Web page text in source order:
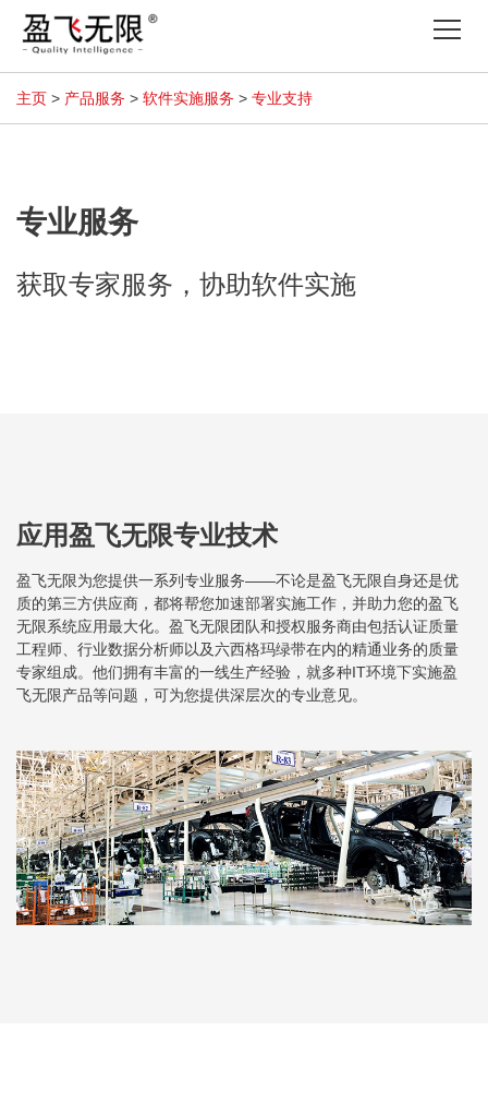
主页 > 产品服务 > 软件实施服务 > 专业支持
专业服务
获取专家服务，协助软件实施
应用盈飞无限专业技术
盈飞无限为您提供一系列专业服务——不论是盈飞无限自身还是优
质的第三方供应商，都将帮您加速部署实施工作，并助力您的盈飞
无限系统应用最大化。盈飞无限团队和授权服务商由包括认证质量
工程师、行业数据分析师以及六西格玛绿带在内的精通业务的质量
专家组成。他们拥有丰富的一线生产经验，就多种IT环境下实施盈
飞无限产品等问题，可为您提供深层次的专业意见。